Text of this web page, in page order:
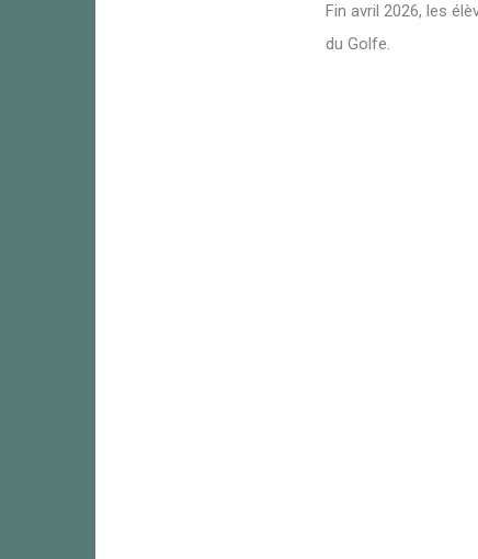
Fin avril 2026, les
du Golfe.